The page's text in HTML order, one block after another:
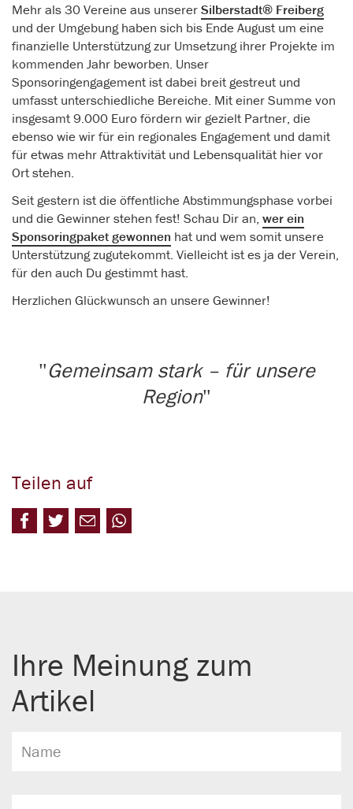
Mehr als 30 Vereine aus unsererSilberstadt® Freiberg
und der Umgebung haben sich bis Ende August um eine
finanzielle Unterstützung zur Umsetzung ihrer Projekte im
kommenden Jahr beworben. Unser
Sponsoringengagement ist dabei breit gestreut und
umfasst unterschiedliche Bereiche. Mit einer Summe von
insgesamt 9.000 Euro fördern wir gezielt Partner, die
ebenso wie wir für ein regionales Engagement und damit
für etwas mehr Attraktivität und Lebensqualität hier vor
Ort stehen.
Seit gestern ist die öffentliche Abstimmungsphase vorbei
und die Gewinner stehen fest! Schau Dir an, wer ein
Sponsoringpaket gewonnen hat und wem somit unsere
Unterstützung zugutekommt. Vielleicht ist es ja der Verein,
für den auch Du gestimmt hast.
Herzlichen Glückwunsch an unsere Gewinner!
Gemeinsam stark – für unsere
Region
Teilen auf
Ihre Meinung zum
Artikel